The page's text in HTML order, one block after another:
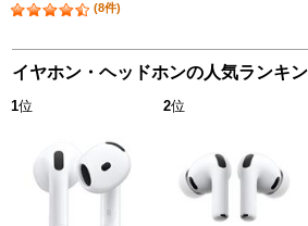
(8件)
イヤホン・ヘッドホンの人気ランキ
1位 2位